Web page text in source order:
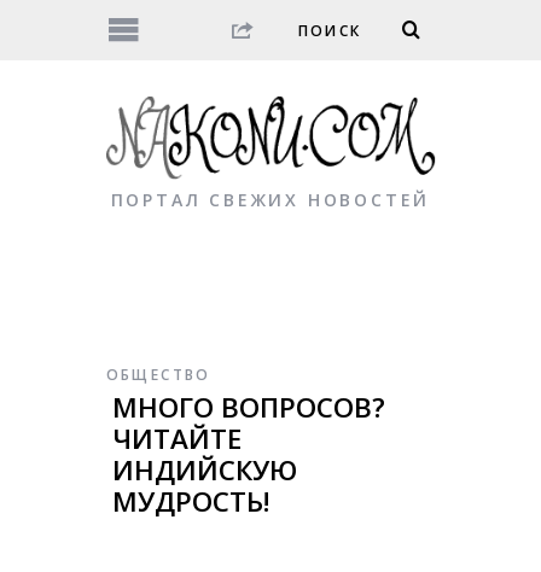
ПОРТАЛ СВЕЖИХ НОВОСТЕЙ
ОБЩЕСТВО
МНОГО ВОПРОСОВ?
ЧИТАЙТЕ
ИНДИЙСКУЮ
МУДРОСТЬ!